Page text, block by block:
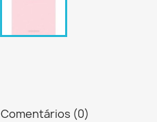
Comentários (0)